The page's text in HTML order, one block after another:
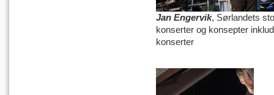
Jan Engervik, Sørlandets
konserter og konsepter
konserter